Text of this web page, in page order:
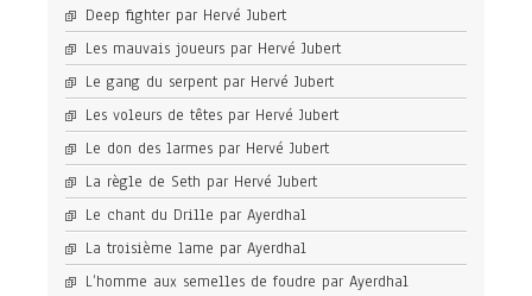
Deep fighter par Hervé Jubert
Les mauvais joueurs par Hervé Jubert
Le gang du serpent par Hervé Jubert
Les voleurs de têtes par Hervé Jubert
Le don des larmes par Hervé Jubert
La règle de Seth par Hervé Jubert
Le chant du Drille par Ayerdhal
La troisième lame par Ayerdhal
L’homme aux semelles de foudre par Ayerdhal